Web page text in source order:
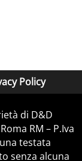
Policy
di D&D
RM – P.Iva
testata
senza alcuna